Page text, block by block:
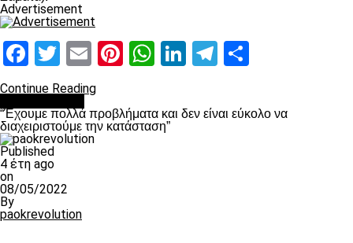
Advertisement
Facebook
Twitter
EmailPinterest
WhatsApp
LinkedIn
Telegram
Continue Reading
“Έχουμε πολλά προβλήματα και δεν είναι εύκολο να
διαχειριστούμε την κατάσταση”
Published
4 έτη ago
on
08/05/2022
By
paokrevolution